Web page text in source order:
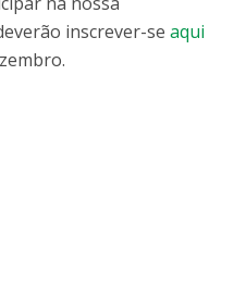
inscrever-se aqui